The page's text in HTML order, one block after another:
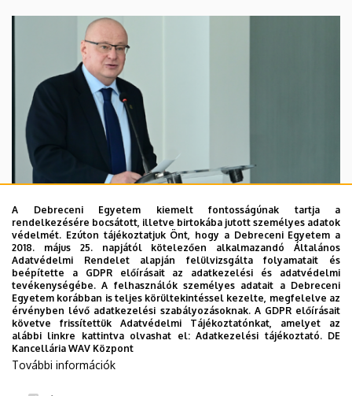
2026. augusztus 7.
Kossa György búcsúzó beszéde
GRÓF TISZA ISTVÁN DEBRECENI EGYETEMÉRT ALAPÍTVÁNY
INTÉZMÉNYI
A Debreceni Egyetem kiemelt fontosságúnak tartja a
rendelkezésére bocsátott, illetve birtokába jutott személyes adatok
védelmét. Ezúton tájékoztatjuk Önt, hogy a Debreceni Egyetem a
2018. május 25. napjától kötelezően alkalmazandó Általános
Adatvédelmi Rendelet alapján felülvizsgálta folyamatait és
beépítette a GDPR előírásait az adatkezelési és adatvédelmi
tevékenységébe. A felhasználók személyes adatait a Debreceni
Egyetem korábban is teljes körültekintéssel kezelte, megfelelve az
érvényben lévő adatkezelési szabályozásoknak. A GDPR előírásait
követve frissítettük Adatvédelmi Tájékoztatónkat, amelyet az
alábbi linkre kattintva olvashat el:Adatkezelési tájékoztató. DE
Kancellária WAV Központ
További információk